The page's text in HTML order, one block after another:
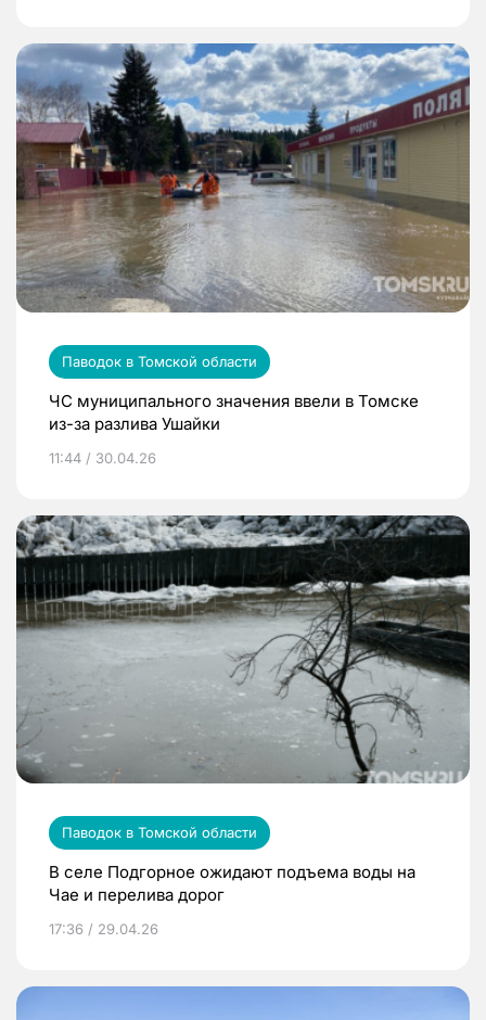
Паводок в Томской области
ЧС муниципального значения ввели в Томске
из-за разлива Ушайки
11:44 / 30.04.26
Паводок в Томской области
В селе Подгорное ожидают подъема воды на
Чае и перелива дорог
17:36 / 29.04.26